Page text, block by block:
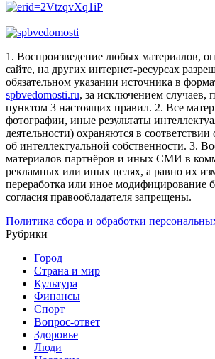
1. Воспроизведение любых материалов,
сайте, на других интернет-ресурсах
обязательном указании источника в
spbvedomosti.ru, за исключением случаев,
пунктом 3 настоящих правил. 2. Все
фотографии, иные результаты
деятельности) охраняются в соответствии
об интеллектуальной собственности. 3.
материалов партнёров и иных СМИ в
рекламных или иных целях, а равно их
переработка или иное модифицирование
согласия правообладателя запрещены.
Политика сбора и обработки
Рубрики
Город
Страна и мир
Культура
Финансы
Спорт
Вопрос-ответ
Здоровье
Люди